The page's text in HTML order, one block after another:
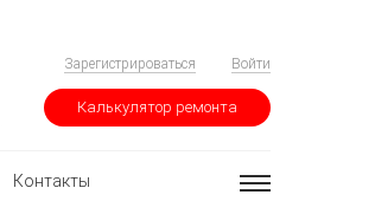
Зарегистрироваться Войти
Калькулятор ремонта
Контакты